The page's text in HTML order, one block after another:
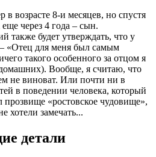
возрасте 8-и месяцев, но спустя
через 4 года – сын.
также будет утверждать, что у
«Отец для меня был самым
такого особенного за отцом я
Вообще, я считаю, что
не виноват. Или почти ни в
в поведении человека, который
«ростовское чудовище»,
хотели замечать...
детали